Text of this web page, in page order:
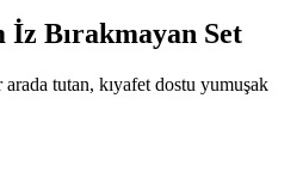
Bırakmayan Set
arada tutan, kıyafet dostu yumuşak